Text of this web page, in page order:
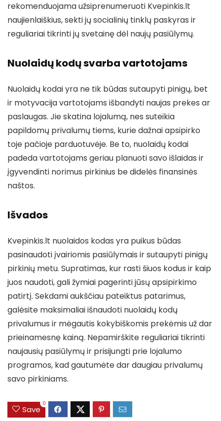
rekomenduojama užsiprenumeruoti Kvepinkis.lt
naujienlaiškius, sekti jų socialinių tinklų paskyras ir
reguliariai tikrinti jų svetainę dėl naujų pasiūlymų.
Nuolaidų kodų svarba vartotojams
Nuolaidų kodai yra ne tik būdas sutaupyti pinigų, bet
ir motyvacija vartotojams išbandyti naujas prekes ar
paslaugas. Jie skatina lojalumą, nes suteikia
papildomų privalumų tiems, kurie dažnai apsipirko
toje pačioje parduotuvėje. Be to, nuolaidų kodai
padeda vartotojams geriau planuoti savo išlaidas ir
įgyvendinti norimus pirkinius be didelės finansinės
naštos.
Išvados
Kvepinkis.lt nuolaidos kodas yra puikus būdas
pasinaudoti įvairiomis pasiūlymais ir sutaupyti pinigų
pirkinių metu. Supratimas, kur rasti šiuos kodus ir kaip
juos naudoti, gali žymiai pagerinti jūsų apsipirkimo
patirtį. Sekdami aukščiau pateiktus patarimus,
galėsite maksimaliai išnaudoti nuolaidų kodų
privalumus ir mėgautis kokybiškomis prekėmis už dar
prieinamesnę kainą. Nepamirškite reguliariai tikrinti
naujausių pasiūlymų ir prisijungti prie lojalumo
programos, kad gautumėte dar daugiau privalumų
savo pirkiniams.
Save
0